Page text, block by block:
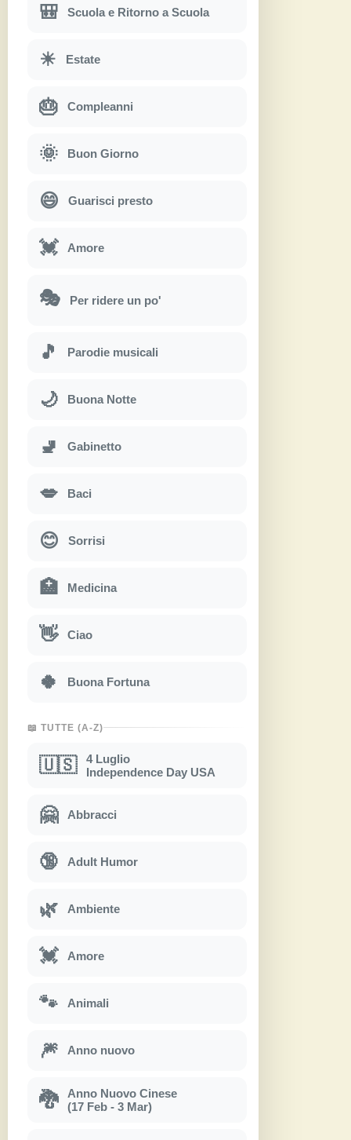
🎒 Scuola e Ritorno a Scuola
☀ Estate
🎂 Compleanni
🌞 Buon Giorno
😄 Guarisci presto
💓 Amore
🎭 Per ridere un po'
🎵 Parodie musicali
🌙 Buona Notte
🚽 Gabinetto
💋 Baci
😊 Sorrisi
🏥 Medicina
👋 Ciao
🍀 Buona Fortuna
📖 TUTTE (A-Z)
🇺🇸
4 Luglio
Independence Day USA
🤗 Abbracci
🔞 Adult Humor
🌿 Ambiente
💓 Amore
🐾 Animali
🎆 Anno nuovo
🐉
Anno Nuovo Cinese
(17 Feb - 3 Mar)